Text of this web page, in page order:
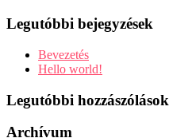
Legutóbbi bejegyzések
Bevezetés
Hello world!
Legutóbbi hozzászólások
Archívum